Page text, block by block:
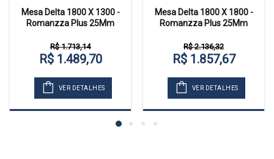
Mesa Delta 1800 X 1300 -
Romanzza Plus 25Mm
R$ 1.713,14
R$ 1.489,70
VER DETALHES
Mesa Delta 1800 X 1800 -
Romanzza Plus 25Mm
R$ 2.136,32
R$ 1.857,67
VER DETALHES